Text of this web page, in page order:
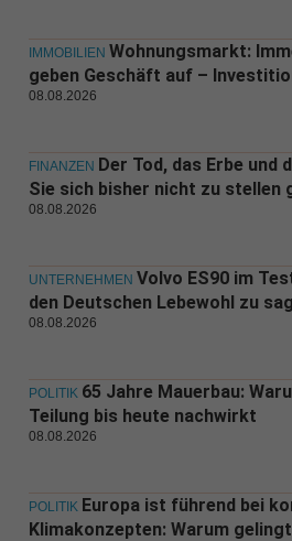
IMMOBILIEN Wohnungsmarkt:
geben Geschäft auf –
08.08.2026
FINANZEN Der Tod, das Erbe und
Sie sich bisher nicht zu stellen
08.08.2026
UNTERNEHMEN Volvo ES90 im
den Deutschen Lebewohl zu
08.08.2026
POLITIK 65 Jahre Mauerbau:
Teilung bis heute nachwirkt
08.08.2026
POLITIK Europa ist führend bei
Klimakonzepten: Warum